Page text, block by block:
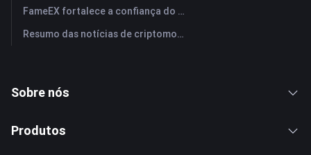
FameEX fortalece a confiança do usuário por meio de oito anos de operações estáveis ​​e crescimento global
Resumo das notícias de criptomoedas da FameEX hoje | 28 de julho de 2026
Sobre nós
Produtos